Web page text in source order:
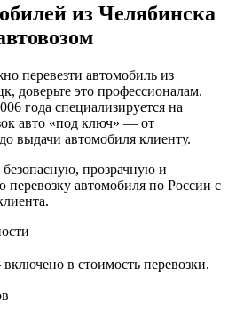
из Челябинска
перевезти автомобиль из
доверьте это профессионалам.
года специализируется на
авто «под ключ» — от
выдачи автомобиля клиенту.
прозрачную и
автомобиля по России с
в стоимость перевозки.